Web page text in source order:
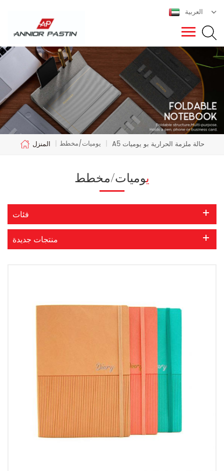
العربية
المنزل | يوميات/مخطط | A5 حالة ملزمة الحرارية بو يوميات
يوميات/مخطط
فئات
منتجات جديدة